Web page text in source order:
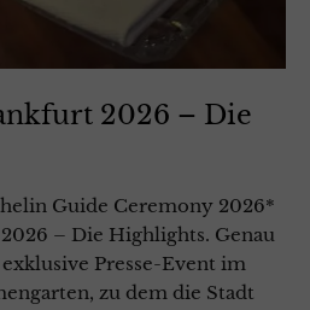
2026 – Die
Guide Ceremony 2026*
– Die Highlights. Genau
Presse-Event im
zu dem die Stadt